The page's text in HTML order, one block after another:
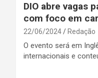
DIO abre vagas
com foco em
22/06/2024 Redação
O evento será em
internacionais e